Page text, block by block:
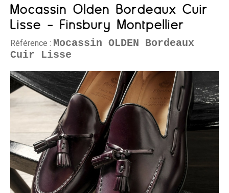
Mocassin Olden Bordeaux Cuir
Lisse - Finsbury Montpellier
Référence : Mocassin OLDEN Bordeaux
Cuir Lisse